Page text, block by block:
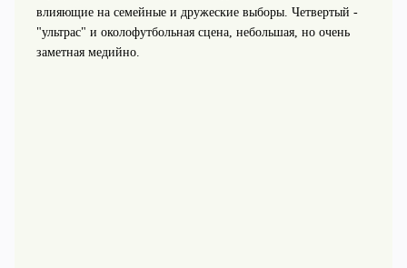
влияющие на семейные и дружеские выборы. Четвертый -
"ультрас" и околофутбольная сцена, небольшая, но очень
заметная медийно.